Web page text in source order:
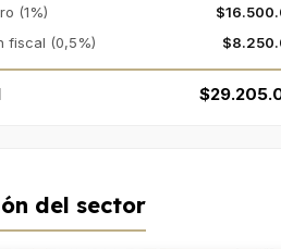
(1%)
fiscal (0,5%)
del sector